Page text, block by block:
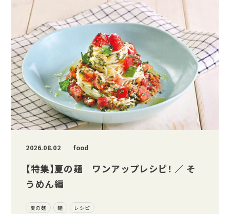
2026.08.02 food
【特集】夏の麺 ワンアップレシピ！ ／ そ
うめん編
夏の麺 麺 レシピ